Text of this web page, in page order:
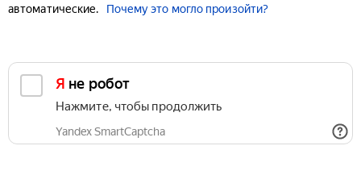
автоматические.
Почему это могло произойти?
Я не робот
Нажмите, чтобы продолжить
Yandex SmartCaptcha